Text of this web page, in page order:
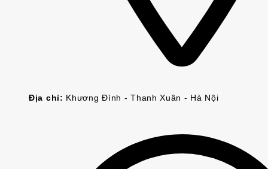
Địa chỉ: Khương Đình - Thanh Xuân - Hà Nội